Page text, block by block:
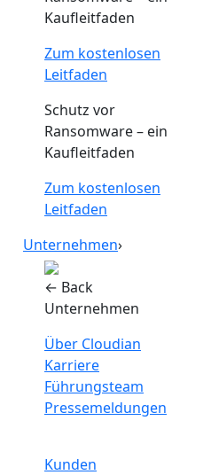
Kaufleitfaden
Zum kostenlosen
Leitfaden
Schutz vor
Ransomware – ein
Kaufleitfaden
Zum kostenlosen
Leitfaden
Unternehmen›
← Back
Unternehmen
Über Cloudian
Karriere
Führungsteam
Pressemeldungen
Kunden